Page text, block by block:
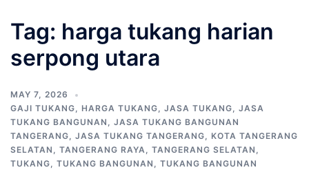
Tag: harga tukang harian
serpong utara
MAY 7, 2026
GAJI TUKANG, HARGA TUKANG, JASA TUKANG, JASA
TUKANG BANGUNAN , JASA TUKANG BANGUNAN
TANGERANG, JASA TUKANG TANGERANG, KOTA TANGERANG
SELATAN , TANGERANG RAYA, TANGERANG SELATAN ,
TUKANG, TUKANG BANGUNAN , TUKANG BANGUNAN